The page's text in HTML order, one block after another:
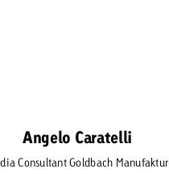
Angelo Caratelli
Consultant Goldbach Manufaktur
Angelo Caratelli
angelo.caratelli@goldbach.com